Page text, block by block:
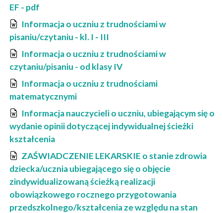
EF - pdf
Informacja o uczniu z trudnościami w
pisaniu/czytaniu - kl. I - III
Informacja o uczniu z trudnościami w
czytaniu/pisaniu - od klasy IV
Informacja o uczniu z trudnościami
matematycznymi
Informacja nauczycieli o uczniu, ubiegającym się o
wydanie opinii dotyczącej indywidualnej ścieżki
kształcenia
ZAŚWIADCZENIE LEKARSKIE o stanie zdrowia
dziecka/ucznia ubiegającego się o objęcie
zindywidualizowaną ścieżką realizacji
obowiązkowego rocznego przygotowania
przedszkolnego/kształcenia ze względu na stan